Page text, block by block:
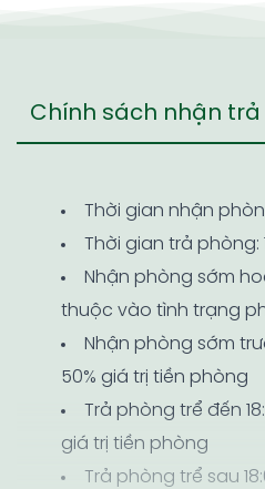
Chính sách nhận
Thời gian nhận
Thời gian trả phòng:
Nhận phòng sớm
thuộc vào tình trạng
Nhận phòng sớm
50% giá trị tiền phòng
Trả phòng trể đến
giá trị tiền phòng
Trả phòng trể sau